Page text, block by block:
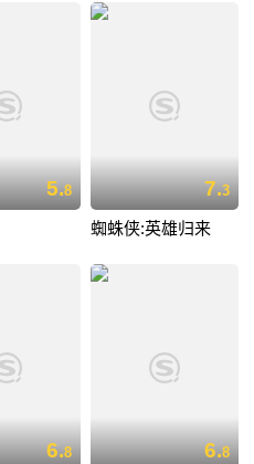
5.8 7.3
蜘蛛侠:英雄归来
6.8 6.8